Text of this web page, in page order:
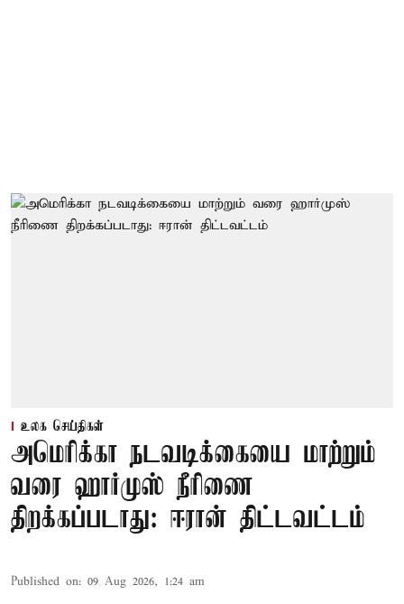
உலக செய்திகள்
அமெரிக்கா நடவடிக்கையை மாற்றும்
வரை ஹார்முஸ் நீரிணை
திறக்கப்படாது: ஈரான் திட்டவட்டம்
Published on: 09 Aug 2026, 1:24 am